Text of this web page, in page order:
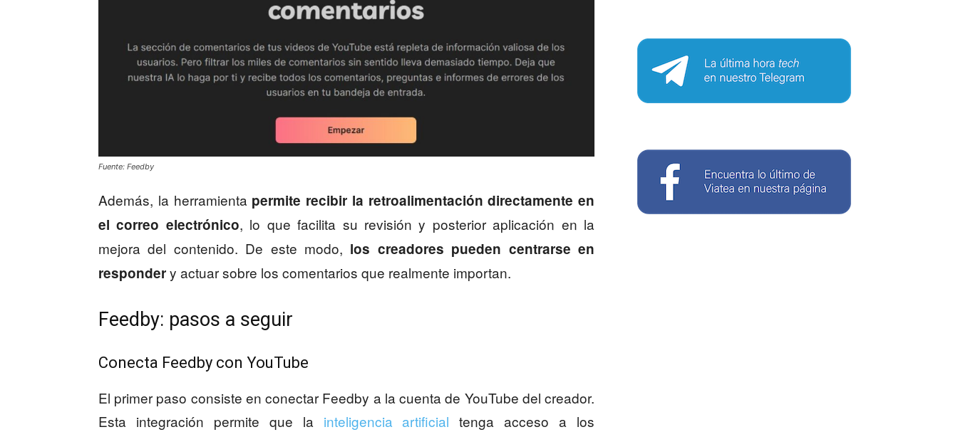
Fuente: Feedby
Además, la herramienta permite recibir la retroalimentación directamente en
el correo electrónico, lo que facilita su revisión y posterior aplicación en la
mejora del contenido. De este modo, los creadores pueden centrarse en
respondery actuar sobre los comentarios que realmente importan.
Feedby: pasos a seguir
Conecta Feedby con YouTube
El primer paso consiste en conectar Feedby a la cuenta de YouTube del creador.
Esta integración permite que la inteligencia artificial tenga acceso a los